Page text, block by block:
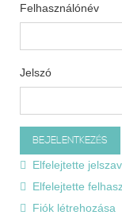
Felhasználónév
Jelszó
Elfelejtette
Elfelejtette
Fiók létrehozása